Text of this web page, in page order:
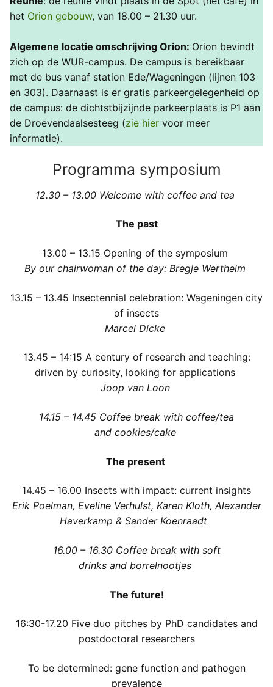
het Orion gebouw, van 18.00 – 21.30 uur.
Algemene locatie omschrijving Orion: Orion bevindt
zich op de WUR-campus. De campus is bereikbaar
met de bus vanaf station Ede/Wageningen (lijnen 103
en 303). Daarnaast is er gratis parkeergelegenheid op
de campus: de dichtstbijzijnde parkeerplaats is P1 aan
de Droevendaalsesteeg (zie hier voor meer
informatie).
Programma symposium
12.30 – 13.00 Welcome with coffee and tea
The past
13.00 – 13.15 Opening of the symposium
By our chairwoman of the day: Bregje Wertheim
13.15 – 13.45 Insectennial celebration: Wageningen city
of insects
Marcel Dicke
13.45 – 14:15 A century of research and teaching:
driven by curiosity, looking for applications
Joop van Loon
14.15 – 14.45 Coffee break with coffee/tea
and cookies/cake
The present
14.45 – 16.00 Insects with impact: current insights
Erik Poelman, Eveline Verhulst, Karen Kloth, Alexander
Haverkamp & Sander Koenraadt
16.00 – 16.30 Coffee break with soft
drinks and borrelnootjes
The future!
16:30-17.20 Five duo pitches by PhD candidates and
postdoctoral researchers
To be determined: gene function and pathogen
prevalence